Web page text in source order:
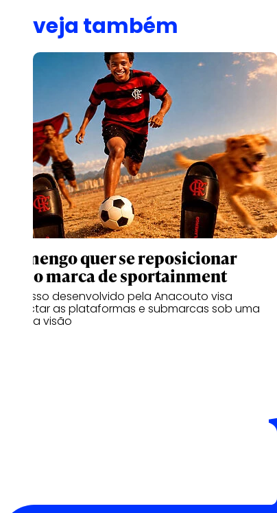
veja também
Flamengo quer se reposicionar
como marca de sportainment
Processo desenvolvido pela Anacouto visa
conectar as plataformas e submarcas sob uma
mesma visão